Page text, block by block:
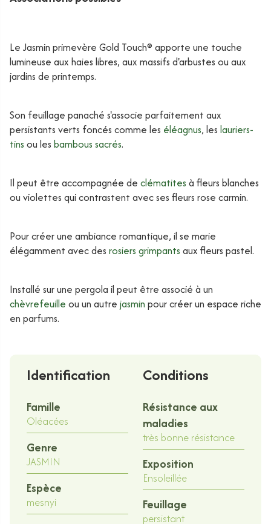
Le Jasmin primevère Gold Touch® apporte une touche
lumineuse aux haies libres, aux massifs d'arbustes ou aux
jardins de printemps.
Son feuillage panaché s'associe parfaitement aux
persistants verts foncés comme les éléagnus, les lauriers-
tins ou les bambous sacrés.
Il peut être accompagnée de clématites à fleurs blanches
ou violettes qui contrastent avec ses fleurs rose carmin.
Pour créer une ambiance romantique, il se marie
élégamment avec des rosiers grimpants aux fleurs pastel.
Installé sur une pergola il peut être associé à un
chèvrefeuille ou un autre jasmin pour créer un espace riche
en parfums.
Identification
Famille
Oléacées
Genre
JASMIN
Espèce
mesnyi
Conditions
Résistance aux
maladies
très bonne résistance
Exposition
Ensoleillée
Feuillage
persistant